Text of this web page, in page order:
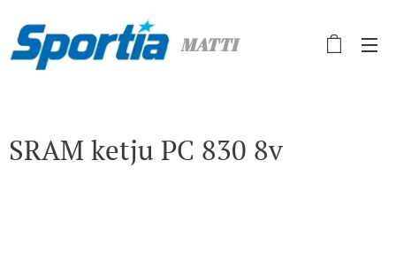
MATTI
SRAM ketju PC 830 8v